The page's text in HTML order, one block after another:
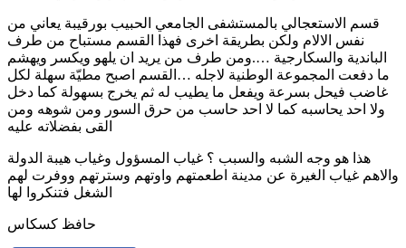
قسم الاستعجالي بالمستشفى الجامعي الحبيب بورقيبة يعاني من
نفس الالام ولكن بطريقة اخرى فهذا القسم مستباح من طرف
الباندية والسكارجية ….ومن طرف من يريد ان يلهو ويكسر ويهشم
ما دفعت المجموعة الوطنية لاجله …القسم اصبح مطيّة سهلة لكل
غاضب فيحل بسرعة ويفعل ما يطيب له ثم يخرج بسهولة كما دخل
ولا احد يحاسبه كما لا احد حاسب من حرق السور ومن شوهه ومن
القى بفضلاته عليه
هذا هو وجه الشبه والسبب ؟ غياب المسؤول وغياب هيبة الدولة
والاهم غياب الغيرة عن مدينة اطعمتهم واوتهم وسترتهم ووفرت لهم
الشغل فتنكروا لها
حافظ كسكاس